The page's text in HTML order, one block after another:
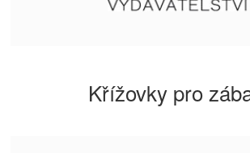
Křížovky pro